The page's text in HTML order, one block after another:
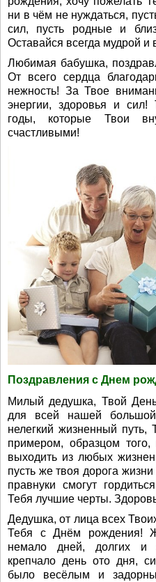
ни в чём не нуждаться,
сил, пусть родные и
Оставайся всегда мудрой и
Любимая бабушка,
От всего сердца
нежность! За Твое
энергии, здоровья и
годы, которые Твои
счастливыми!
Поздравления с Днем
Милый дедушка, Твой
для всей нашей
нелегкий жизненный
примером, образцом
выходить из любых
пусть же твоя дорога
правнуки смогут
Тебя лучшие черты.
Дедушка, от лица всех
Тебя с Днём рождения!
немало дней, долгих и
крепчало день ото дня,
было весёлым и